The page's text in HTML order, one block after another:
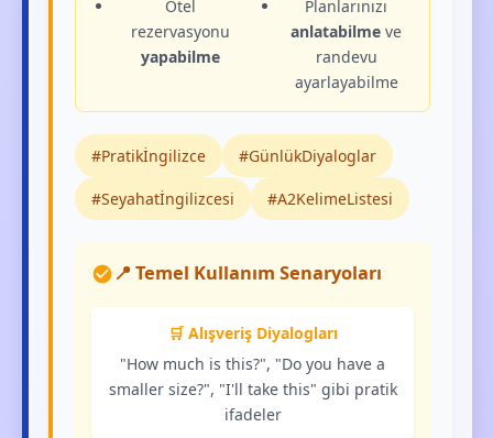
Otel
rezervasyonu
yapabilme
Planlarınızı
anlatabilme ve
randevu
ayarlayabilme
#Pratikİngilizce #GünlükDiyaloglar
#Seyahatİngilizcesi #A2KelimeListesi
📍 Temel Kullanım Senaryoları
🛒 Alışveriş Diyalogları
"How much is this?", "Do you have a
smaller size?", "I'll take this" gibi pratik
ifadeler